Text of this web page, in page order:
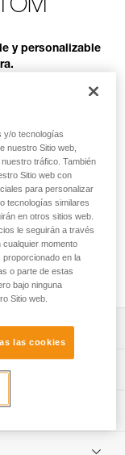
y personalizable
regulable y
los recorridos
unir el
a la talla del
funda plástica
El servicio
de amarre
y la longitud.
de conexión al
y conectores
y duradero
móvil al arnés.
ADJUST, para
para proteger
(TPU)
y/o tecnologías
nuestro Sitio web,
tráfico. También
Sitio web con
para personalizar
tecnologías similares
en otros sitios web.
le seguirán a través
momento
proporcionado en la
o parte de estas
bajo ninguna
Sitio web.
las cookies